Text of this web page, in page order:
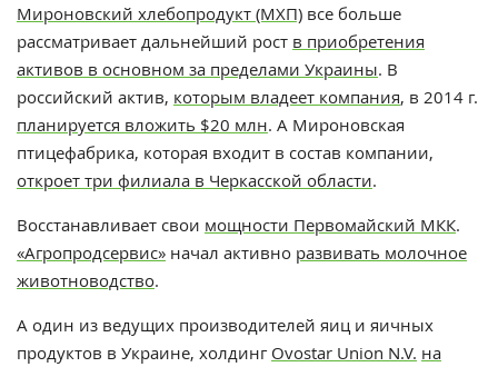
Мироновский хлебопродукт (МХП) все больше
рассматривает дальнейший рост в приобретения
активов в основном за пределами Украины. В
российский актив, которым владеет компания, в 2014 г.
планируется вложить $20 млн. А Мироновская
птицефабрика, которая входит в состав компании,
откроет три филиала в Черкасской области.
Восстанавливает свои мощности Первомайский МКК.
«Агропродсервис» начал активно развивать молочное
животноводство.
А один из ведущих производителей яиц и яичных
продуктов в Украине, холдинг Ovostar Union N.V. на